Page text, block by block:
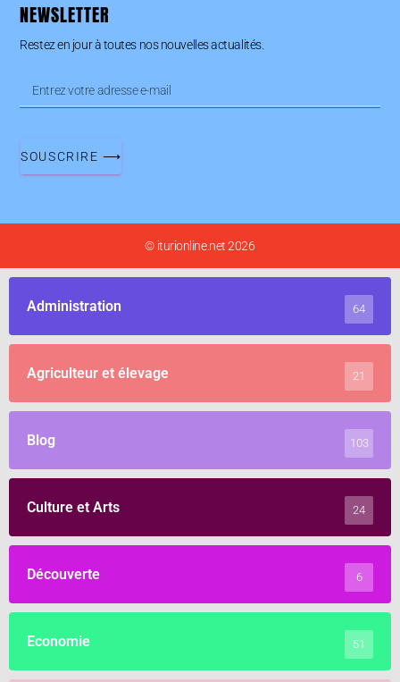
NEWSLETTER
Restez en jour à toutes nos nouvelles actualités.
SOUSCRIRE ⟶
© iturionline.net 2026
Administration 64
Agriculteur et élevage 21
Blog 103
Culture et Arts 24
Découverte 6
Economie 51